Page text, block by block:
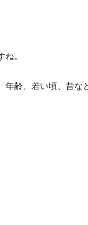
。
齢、若い頃、昔な